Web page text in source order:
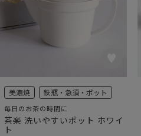
美濃焼 鉄瓶・急須・ポット
毎日のお茶の時間に
茶楽 洗いやすいポット ホワイ
ト